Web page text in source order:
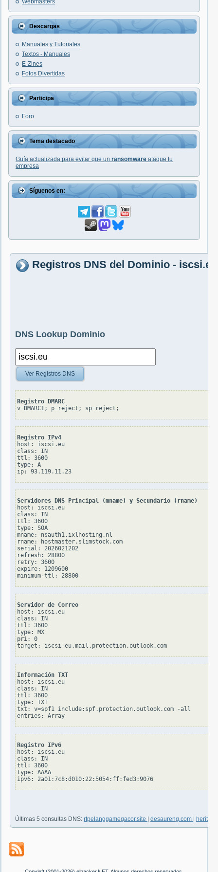
Webmasters
Descargas
Manuales y Tutoriales
Textos - Manuales
E-Zines
Fotos Divertidas
Participa
Foro
Tema destacado
Guía actualizada para evitar que un ransomware ataque tu
empresa
Síguenos en:
Registros DNS del Dominio - iscsi.eu
DNS Lookup Dominio
Ver Registros DNS
Registro DMARC
v=DMARC1; p=reject; sp=reject;
Registro IPv4
host: iscsi.eu
class: IN
ttl: 3600
type: A
Servidores DNS Principal (mname) y Secundario (rname)
host: iscsi.eu
class: IN
ttl: 3600
type: SOA
mname: nsauth1.ixlhosting.nl
rname: hostmaster.slimstock.com
serial: 2026021202
refresh: 28800
retry: 3600
expire: 1209600
Servidor de Correo
host: iscsi.eu
class: IN
ttl: 3600
type: MX
pri: 0
Información TXT
host: iscsi.eu
class: IN
ttl: 3600
type: TXT
txt: v=spf1 include:spf.protection.outlook.com -all
Registro IPv6
host: iscsi.eu
class: IN
ttl: 3600
type: AAAA
Últimas 5 consultas DNS: rtpelanggamegacor.site desaureng.com